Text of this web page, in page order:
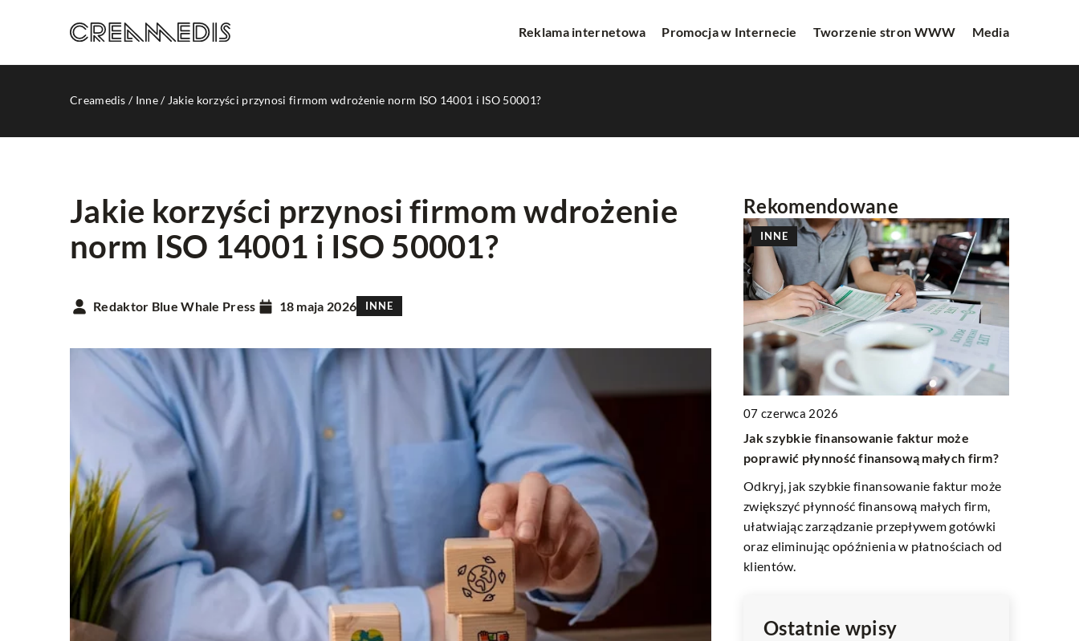
Reklama internetowa Promocja w Internecie Tworzenie stron WWW Media
Creamedis / Inne/ Jakie korzyści przynosi firmom wdrożenie norm ISO 14001 i ISO 50001?
Jakie korzyści przynosi firmom wdrożenie
norm ISO 14001 i ISO 50001?
Redaktor Blue Whale Press 18 maja 2026 INNE
Rekomendowane
PROMOCJA W INTERNECIE
Jak budować zaangażowanie klientów
poprzez storytelling w marketingu
zwiększyć zaangażowanie klientów w
marketingu internetowym. Poznaj techniki
storytellingu i wprowadź je w swoje strategie
marketingowe.
INNE
08 stycznia 2026
Jakie korzyści przynosi ubezpieczenie GAP
dla przedsiębiorców?
Dowiedz się, jak ubezpieczenie GAP może
chronić przedsiębiorców przed
nieoczekiwanymi stratami finansowymi oraz
jakie są korzyści płynące z jego posiadania.
Zyskaj wiedzę, która pomoże Tobie i Twojej
firmie lepiej zabezpieczyć się w przyszłości.
INNE
07 czerwca 2026
Jak szybkie finansowanie faktur może
poprawić płynność finansową małych firm?
Odkryj, jak szybkie finansowanie faktur może
zwiększyć płynność finansową małych firm,
ułatwiając zarządzanie przepływem gotówki
oraz eliminując opóźnienia w płatnościach od
klientów.
Ostatnie wpisy